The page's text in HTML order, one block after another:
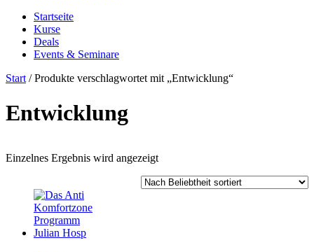
Startseite
Kurse
Deals
Events & Seminare
Start / Produkte verschlagwortet mit „Entwicklung“
Entwicklung
Einzelnes Ergebnis wird angezeigt